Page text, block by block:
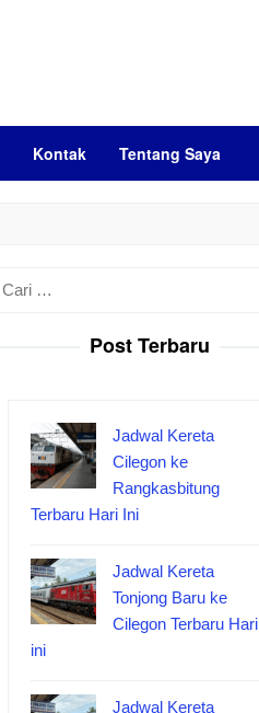
Kontak Tentang Saya
Post Terbaru
Jadwal Kereta
Cilegon ke
Rangkasbitung
Terbaru Hari Ini
Jadwal Kereta
Tonjong Baru ke
Cilegon Terbaru Hari
ini
Jadwal Kereta